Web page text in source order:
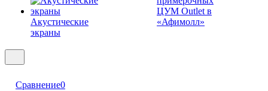
Акустические
экраны
ЦУМ Outlet в
«Афимолл»
Сравнение0